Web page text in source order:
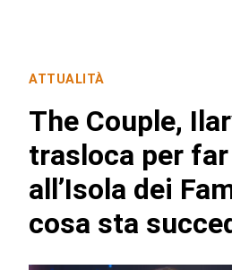
ATTUALITÀ
The Couple,
trasloca per
all’Isola dei
cosa sta